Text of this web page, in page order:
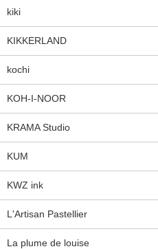
kiki
KIKKERLAND
kochi
KOH-I-NOOR
KRAMA Studio
KUM
KWZ ink
L'Artisan Pastellier
La plume de louise